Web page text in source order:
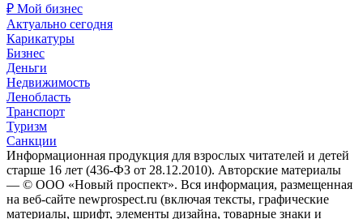
₽ Мой бизнес
Актуально сегодня
Карикатуры
Бизнес
Деньги
Недвижимость
Ленобласть
Транспорт
Туризм
Санкции
Информационная продукция для взрослых читателей и детей
старше 16 лет (436-ФЗ от 28.12.2010). Авторские материалы
— © ООО «Новый проспект». Вся информация, размещенная
на веб-сайте newprospect.ru (включая тексты, графические
материалы, шрифт, элементы дизайна, товарные знаки и